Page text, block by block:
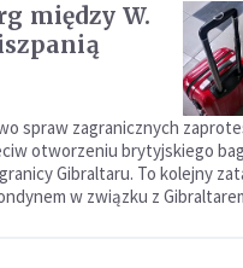
między W.
spraw zagranicznych
otworzeniu brytyjskiego
Gibraltaru. To kolejny
w związku z